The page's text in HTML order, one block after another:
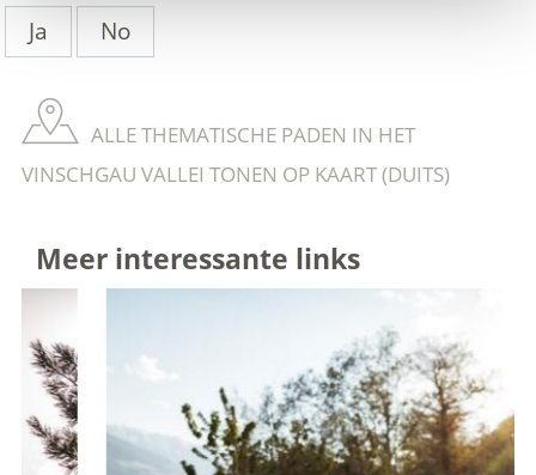
Ja
No
ALLE THEMATISCHE PADEN IN HET
VINSCHGAU VALLEI TONEN OP KAART (DUITS)
Meer interessante links